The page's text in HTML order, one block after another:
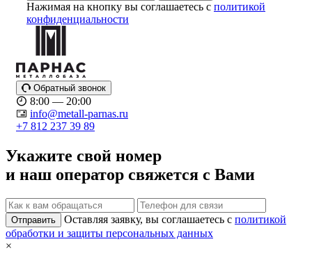
Нажимая на кнопку вы соглашаетесь с политикой
конфиденциальности
Обратный звонок
8:00 — 20:00
info@metall-parnas.ru
+7 812 237 39 89
Укажите свой номер
и наш оператор свяжется с Вами
Отправить Оставляя заявку, вы соглашаетесь с политикой
обработки и защиты персональных данных
×